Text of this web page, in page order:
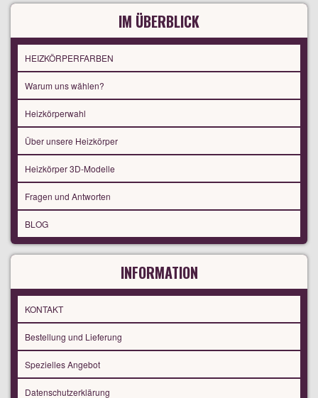
IM ÜBERBLICK
HEIZKÖRPERFARBEN
Warum uns wählen?
Heizkörperwahl
Über unsere Heizkörper
Heizkörper 3D-Modelle
Fragen und Antworten
BLOG
INFORMATION
KONTAKT
Bestellung und Lieferung
Spezielles Angebot
Datenschutzerklärung